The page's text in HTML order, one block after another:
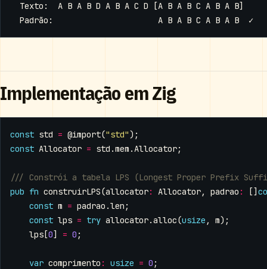
Implementação em Zig
const std = @import("std");
const Allocator = std .mem .Allocator;
pub fn construirLPS(allocator: Allocator, padrao : []
const m = padrao .len ;
const lps = try allocator.alloc(usize , m);
lps [0] = 0 ;
var comprimento : usize = 0 ;